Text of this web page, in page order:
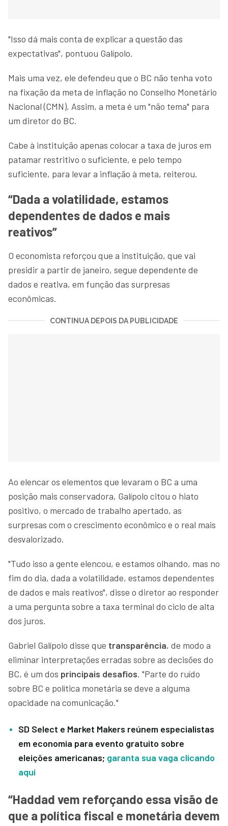
"Isso dá mais conta de explicar a questão das
expectativas", pontuou Galípolo.
Mais uma vez, ele defendeu que o BC não tenha voto
na fixação da meta de inflação no Conselho Monetário
Nacional (CMN). Assim, a meta é um "não tema" para
um diretor do BC.
Cabe à instituição apenas colocar a taxa de juros em
patamar restritivo o suficiente, e pelo tempo
suficiente, para levar a inflação à meta, reiterou.
“Dada a volatilidade, estamos
dependentes de dados e mais
reativos”
O economista reforçou que a instituição, que vai
presidir a partir de janeiro, segue dependente de
dados e reativa, em função das surpresas
econômicas.
CONTINUA DEPOIS DA PUBLICIDADE
Ao elencar os elementos que levaram o BC a uma
posição mais conservadora, Galípolo citou o hiato
positivo, o mercado de trabalho apertado, as
surpresas com o crescimento econômico e o real mais
desvalorizado.
"Tudo isso a gente elencou, e estamos olhando, mas no
fim do dia, dada a volatilidade, estamos dependentes
de dados e mais reativos", disse o diretor ao responder
a uma pergunta sobre a taxa terminal do ciclo de alta
dos juros.
Gabriel Galípolo disse que transparência, de modo a
eliminar interpretações erradas sobre as decisões do
BC, é um dos principais desafios. "Parte do ruído
sobre BC e política monetária se deve a alguma
opacidade na comunicação."
SD Select e Market Makers reúnem especialistas
em economia para evento gratuito sobre
eleições americanas; garanta sua vaga clicando
aqui
“Haddad vem reforçando essa visão de
que a política fiscal e monetária devem